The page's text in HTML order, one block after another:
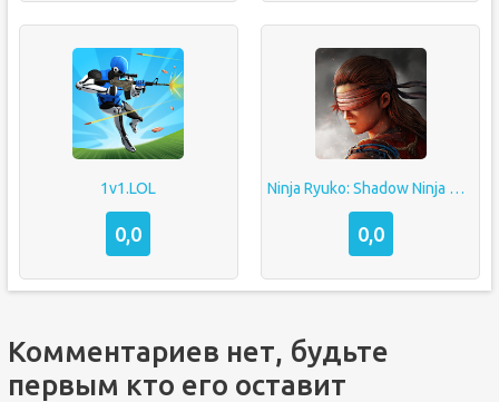
1v1.LOL
0,0
Ninja Ryuko: Shadow Ninja Game
0,0
Комментариев нет, будьте
первым кто его оставит